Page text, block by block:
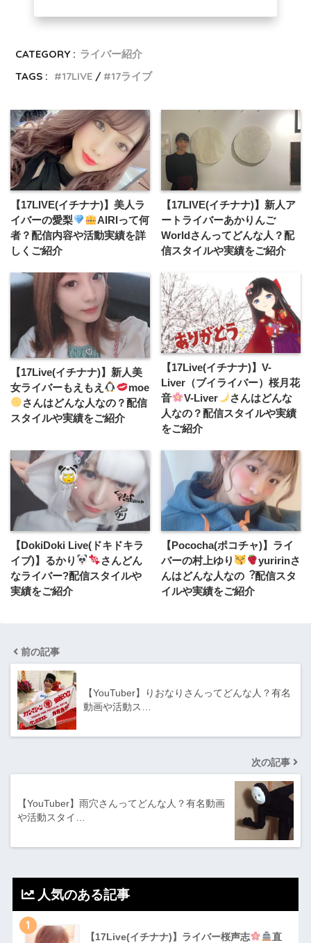
CATEGORY : ライバー紹介
TAGS :
17LIVE 17ライブ
【17LIVE(イチナナ)】美人ラ
イバーの愛梨
AIRIって何
者？配信内容や活動実績を詳
しくご紹介
【17LIVE(イチナナ)】新人ア
ートライバーあかりんご
Worldさんってどんな人？配
信スタイルや実績をご紹介
【17Live(イチナナ)】新人美
女ライバーもえもえ
moe
さんはどんな人なの？配信
スタイルや実績をご紹介
【17Live(イチナナ)】V-
Liver（ブイライバー）桜月花
音
V-Liver
さんはどんな
人なの？配信スタイルや実績
をご紹介
【DokiDoki Live(ドキドキラ
イブ)】るかり
さんどん
なライバー?配信スタイルや
実績をご紹介
【Pococha(ポコチャ)】ライ
バーの村上ゆり
yuririnさ
んはどんな人なの︖配信スタ
イルや実績をご紹介
前の記事
【YouTuber】りおなりさんってどんな⼈？有名
動画や活動ス…
次の記事
【YouTuber】雨穴さんってどんな⼈？有名動画
や活動スタイ…
人気のある記事
1
【17Live(イチナナ)】ライバー桜声志
直